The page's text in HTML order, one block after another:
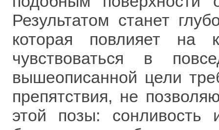
Результатом станет
которая повлияет на
чувствоваться в
вышеописанной цели
препятствия, не
этой позы: